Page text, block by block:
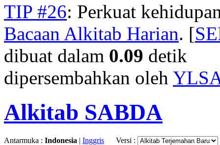
TIP #26: Perkuat
Bacaan Alkitab Harian. [
dibuat dalam 0.09 detik
dipersembahkan oleh
Alkitab SABDA
Antarmuka : Indonesia | Inggris Versi :